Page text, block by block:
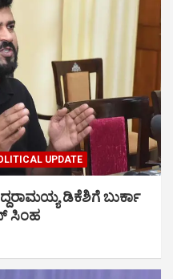
UPDATE
ಡಿಕೆಶಿಗೆ ಬುರ್ಕಾ
ಸಿಂಹ